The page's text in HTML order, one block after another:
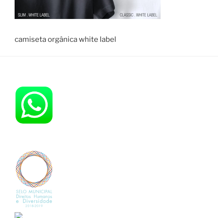
camiseta orgânica white label